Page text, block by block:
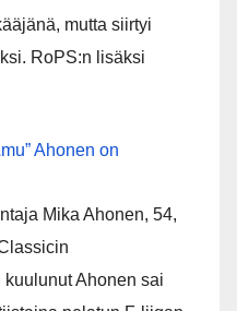
mutta siirtyi
RoPS:n lisäksi
Ahonen on
Mika Ahonen, 54,
Ahonen sai